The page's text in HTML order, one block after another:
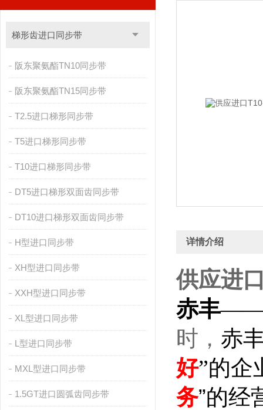
梯形齿进口同步带
阪东聚氨酯TN10同步带
阪东聚氨酯TN15同步带
T2.5进口梯形同步带
T5进口梯形同步带
T10进口梯形同步带
DT5进口梯形双面齿同步带
DT10进口梯形双面齿同步带
H型进口同步带
XH型进口同步带
XXH型进口同步带
XL型进口同步带
L型进口同步带
MXL型进口同步带
1.5GT进口圆弧齿同步带
详情介绍
供应进
赤丰——
时， 赤
好”的企
务”的经